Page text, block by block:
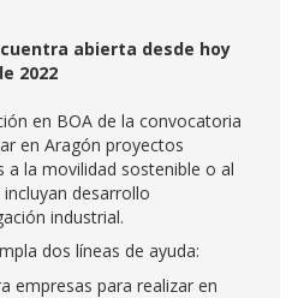
abierta desde hoy
2022
en BOA de la convocatoria
en Aragón proyectos
a la movilidad sostenible o al
desarrollo
industrial.
dos líneas de ayuda:
empresas para realizar en